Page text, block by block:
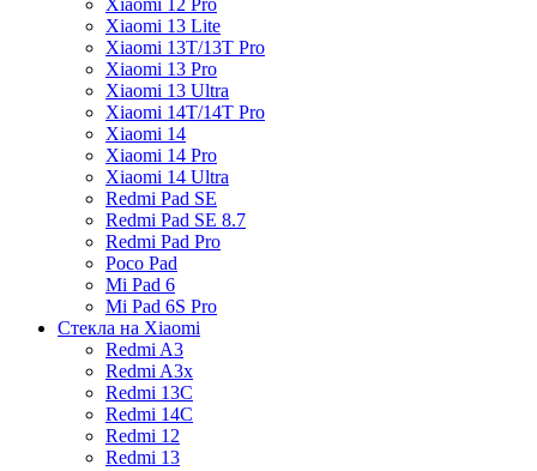
Xiaomi 13 Lite
Xiaomi 13T/13T Pro
Xiaomi 13 Pro
Xiaomi 13 Ultra
Xiaomi 14T/14T Pro
Xiaomi 14
Xiaomi 14 Pro
Xiaomi 14 Ultra
Redmi Pad SE
Redmi Pad SE 8.7
Redmi Pad Pro
Poco Pad
Mi Pad 6
Mi Pad 6S Pro
Стекла на Xiaomi
Redmi A3
Redmi A3x
Redmi 13C
Redmi 14C
Redmi 12
Redmi 13